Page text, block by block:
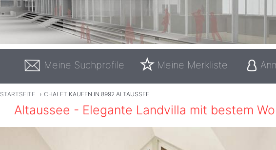
Meine Suchprofile Meine Merkliste
STARTSEITE › CHALET KAUFEN IN 8992 ALTAUSSEE
Altaussee - Elegante Landvilla mit bestem